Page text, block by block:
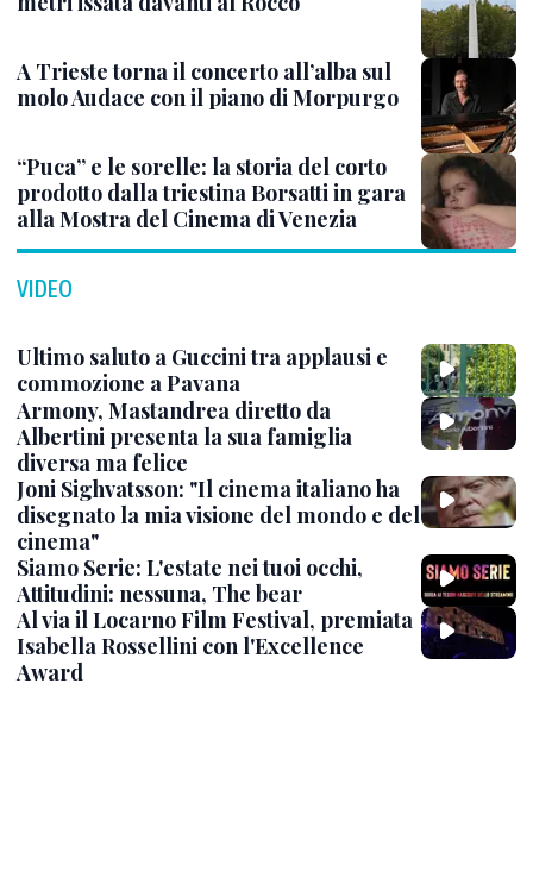
A Trieste torna il concerto all’alba sul
molo Audace con il piano di Morpurgo
“Puca” e le sorelle: la storia del corto
prodotto dalla triestina Borsatti in gara
alla Mostra del Cinema di Venezia
VIDEO
Ultimo saluto a Guccini tra applausi e
commozione a Pavana
Armony, Mastandrea diretto da
Albertini presenta la sua famiglia
diversa ma felice
Joni Sighvatsson: "Il cinema italiano ha
disegnato la mia visione del mondo e del
cinema"
Siamo Serie: L'estate nei tuoi occhi,
Attitudini: nessuna, The bear
Al via il Locarno Film Festival, premiata
Isabella Rossellini con l'Excellence
Award